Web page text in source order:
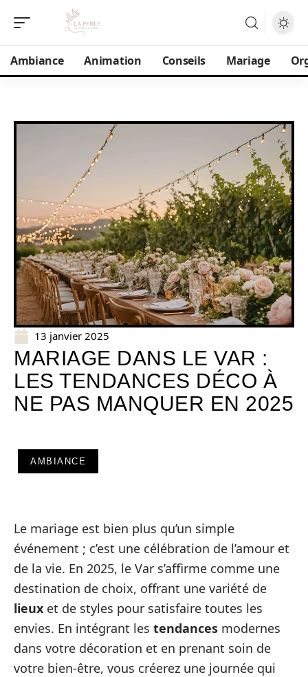
Ambiance Animation Conseils Mariage
13 janvier 2025
MARIAGE DANS LE VAR :
LES TENDANCES DÉCO À
NE PAS MANQUER EN 2025
AMBIANCE
Le mariage est bien plus qu’un simple
événement ; c’est une célébration de l’amour et
de la vie. En 2025, le Var s’affirme comme une
destination de choix, offrant une variété de
lieux et de styles pour satisfaire toutes les
envies. En intégrant les tendances modernes
dans votre décoration et en prenant soin de
votre bien-être, vous créerez une journée qui